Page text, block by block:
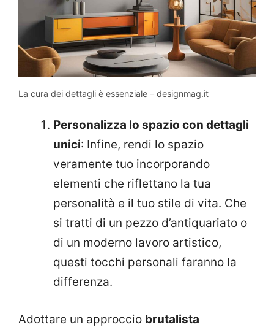
La cura dei dettagli è essenziale – designmag.it
Personalizza lo spazio con dettagli
unici: Infine, rendi lo spazio
veramente tuo incorporando
elementi che riflettano la tua
personalità e il tuo stile di vita. Che
si tratti di un pezzo d’antiquariato o
di un moderno lavoro artistico,
questi tocchi personali faranno la
differenza.
Adottare un approccio brutalista